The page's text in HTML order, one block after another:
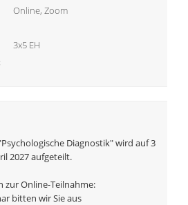
Online, Zoom
3x5 EH
Diagnostik" wird auf 3
2027 aufgeteilt.
Online-Teilnahme:
bitten wir Sie aus